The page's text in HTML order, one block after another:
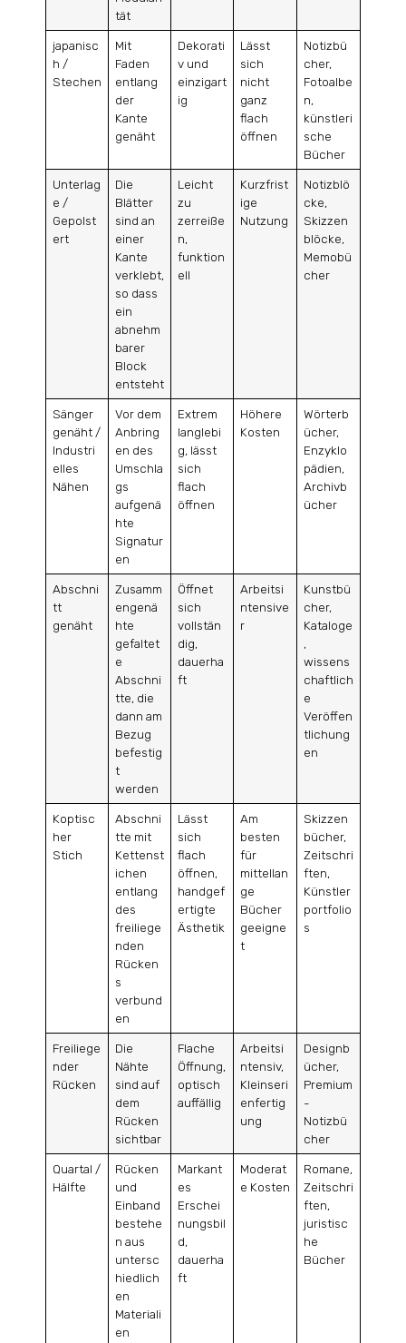
tät
japanisc
h /
Stechen
Mit
Faden
entlang
der
Kante
genäht
Dekorati
v und
einzigart
ig
Lässt
sich
nicht
ganz
flach
öffnen
Notizbü
cher,
Fotoalbe
n,
künstleri
sche
Bücher
Unterlag
e /
Gepolst
ert
Die
Blätter
sind an
einer
Kante
verklebt,
so dass
ein
abnehm
barer
Block
entsteht
Leicht
zu
zerreiße
n,
funktion
ell
Kurzfrist
ige
Nutzung
Notizblö
cke,
Skizzen
blöcke,
Memobü
cher
Sänger
genäht /
Industri
elles
Nähen
Vor dem
Anbring
en des
Umschla
gs
aufgenä
hte
Signatur
en
Extrem
langlebi
g, lässt
sich
flach
öffnen
Höhere
Kosten
Wörterb
ücher,
Enzyklo
pädien,
Archivb
ücher
Abschni
tt
genäht
Zusamm
engenä
hte
gefaltet
e
Abschni
tte, die
dann am
Bezug
befestig
t
werden
Öffnet
sich
vollstän
dig,
dauerha
ft
Arbeitsi
ntensive
r
Kunstbü
cher,
Kataloge
,
wissens
chaftlich
e
Veröffen
tlichung
en
Koptisc
her
Stich
Abschni
tte mit
Kettenst
ichen
entlang
des
freiliege
nden
Rücken
s
verbund
en
Lässt
sich
flach
öffnen,
handgef
ertigte
Ästhetik
Am
besten
für
mittellan
ge
Bücher
geeigne
t
Skizzen
bücher,
Zeitschri
ften,
Künstler
portfolio
s
Freiliege
nder
Rücken
Die
Nähte
sind auf
dem
Rücken
sichtbar
Flache
Öffnung,
optisch
auffällig
Arbeitsi
ntensiv,
Kleinseri
enfertig
ung
Designb
ücher,
Premium
-
Notizbü
cher
Quartal /
Hälfte
Rücken
und
Einband
bestehe
n aus
untersc
hiedlich
en
Materiali
en
Markant
es
Erschei
nungsbil
d,
dauerha
ft
Moderat
e Kosten
Romane,
Zeitschri
ften,
juristisc
he
Bücher